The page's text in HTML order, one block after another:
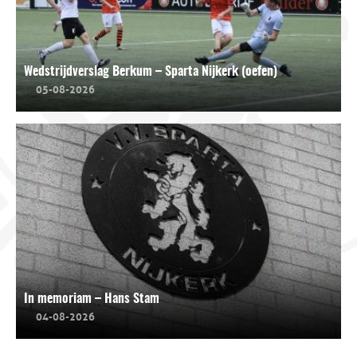
Wedstrijdverslag Berkum – Sparta Nijkerk (oefen)
05-08-2026
In memoriam – Hans Stam
04-08-2026